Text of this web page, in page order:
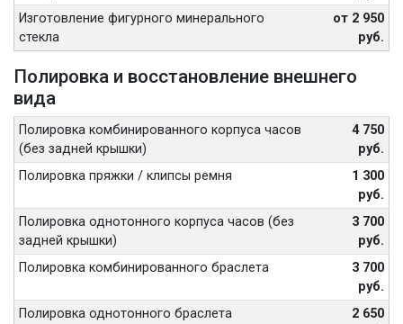
Изготовление фигурного минерального
стекла
от 2 950
руб.
Полировка и восстановление внешнего
вида
Полировка комбинированного корпуса часов
(без задней крышки)
4 750
руб.
Полировка пряжки / клипсы ремня
1 300
руб.
Полировка однотонного корпуса часов (без
задней крышки)
3 700
руб.
Полировка комбинированного браслета
3 700
руб.
Полировка однотонного браслета
2 650